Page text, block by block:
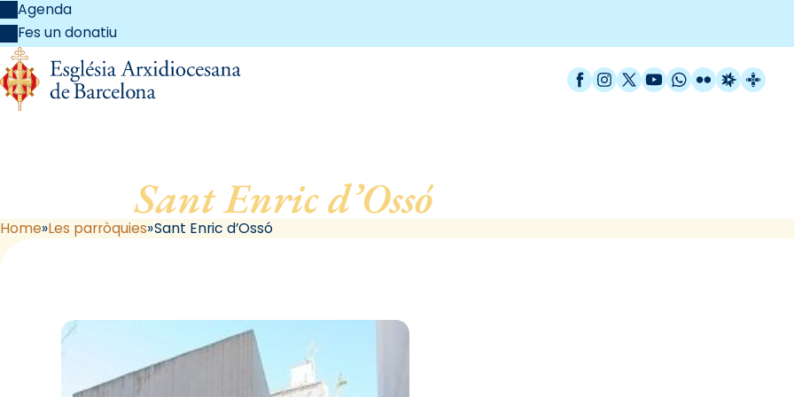
Agenda
Fes un donatiu
Facebook
Instagram
X / Twitter
YouTube
WhatsApp
FlickrRadio
Sant Enric d’Ossó, de L´Hospitalet de
Home Les parròquies Sant Enric d’Ossó